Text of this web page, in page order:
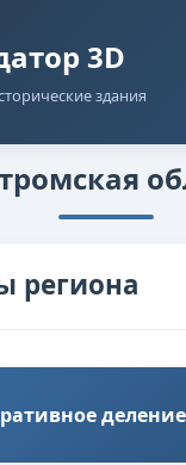
3D
здания
региона
деление